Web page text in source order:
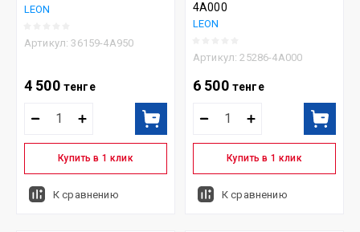
LEON
Артикул: 36159-4A950
4 500 тенге
Купить в 1 клик
К сравнению
4A000
LEON
Артикул: 25286-4A000
6 500 тенге
Купить в 1 клик
К сравнению